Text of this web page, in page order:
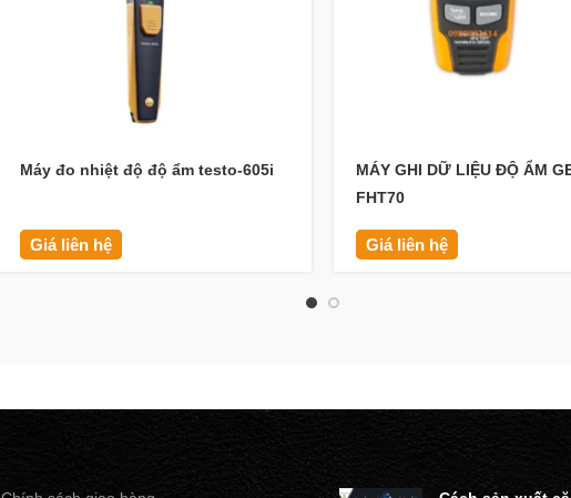
Máy đo nhiệt độ độ ẩm testo-605i
Giá liên hệ
MÁY GHI DỮ LIỆU ĐỘ ẨM
FHT70
Giá liên hệ